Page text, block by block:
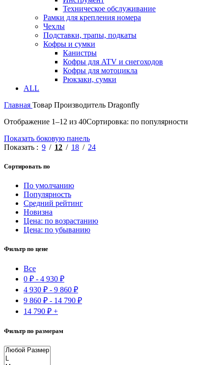
Техническое обслуживание
Рамки для крепления номера
Чехлы
Подставки, трапы, подкаты
Кофры и сумки
Канистры
Кофры для ATV и снегоходов
Кофры для мотоцикла
Рюкзаки, сумки
ALL
Главная Товар Производитель Dragonfly
Отображение 1–12 из 40Сортировка: по популярности
Показать боковую панель
Показать
9 12 18 24
Сортировать по
По умолчанию
Популярность
Средний рейтинг
Новизна
Цена: по возрастанию
Цена: по убыванию
Фильтр по цене
Все
0 ₽ - 4 930 ₽
4 930 ₽ - 9 860 ₽
9 860 ₽ - 14 790 ₽
14 790 ₽ +
Фильтр по размерам